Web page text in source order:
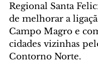
Regional Santa
de melhorar a
Campo Magro e
cidades vizinhas
Contorno Norte.